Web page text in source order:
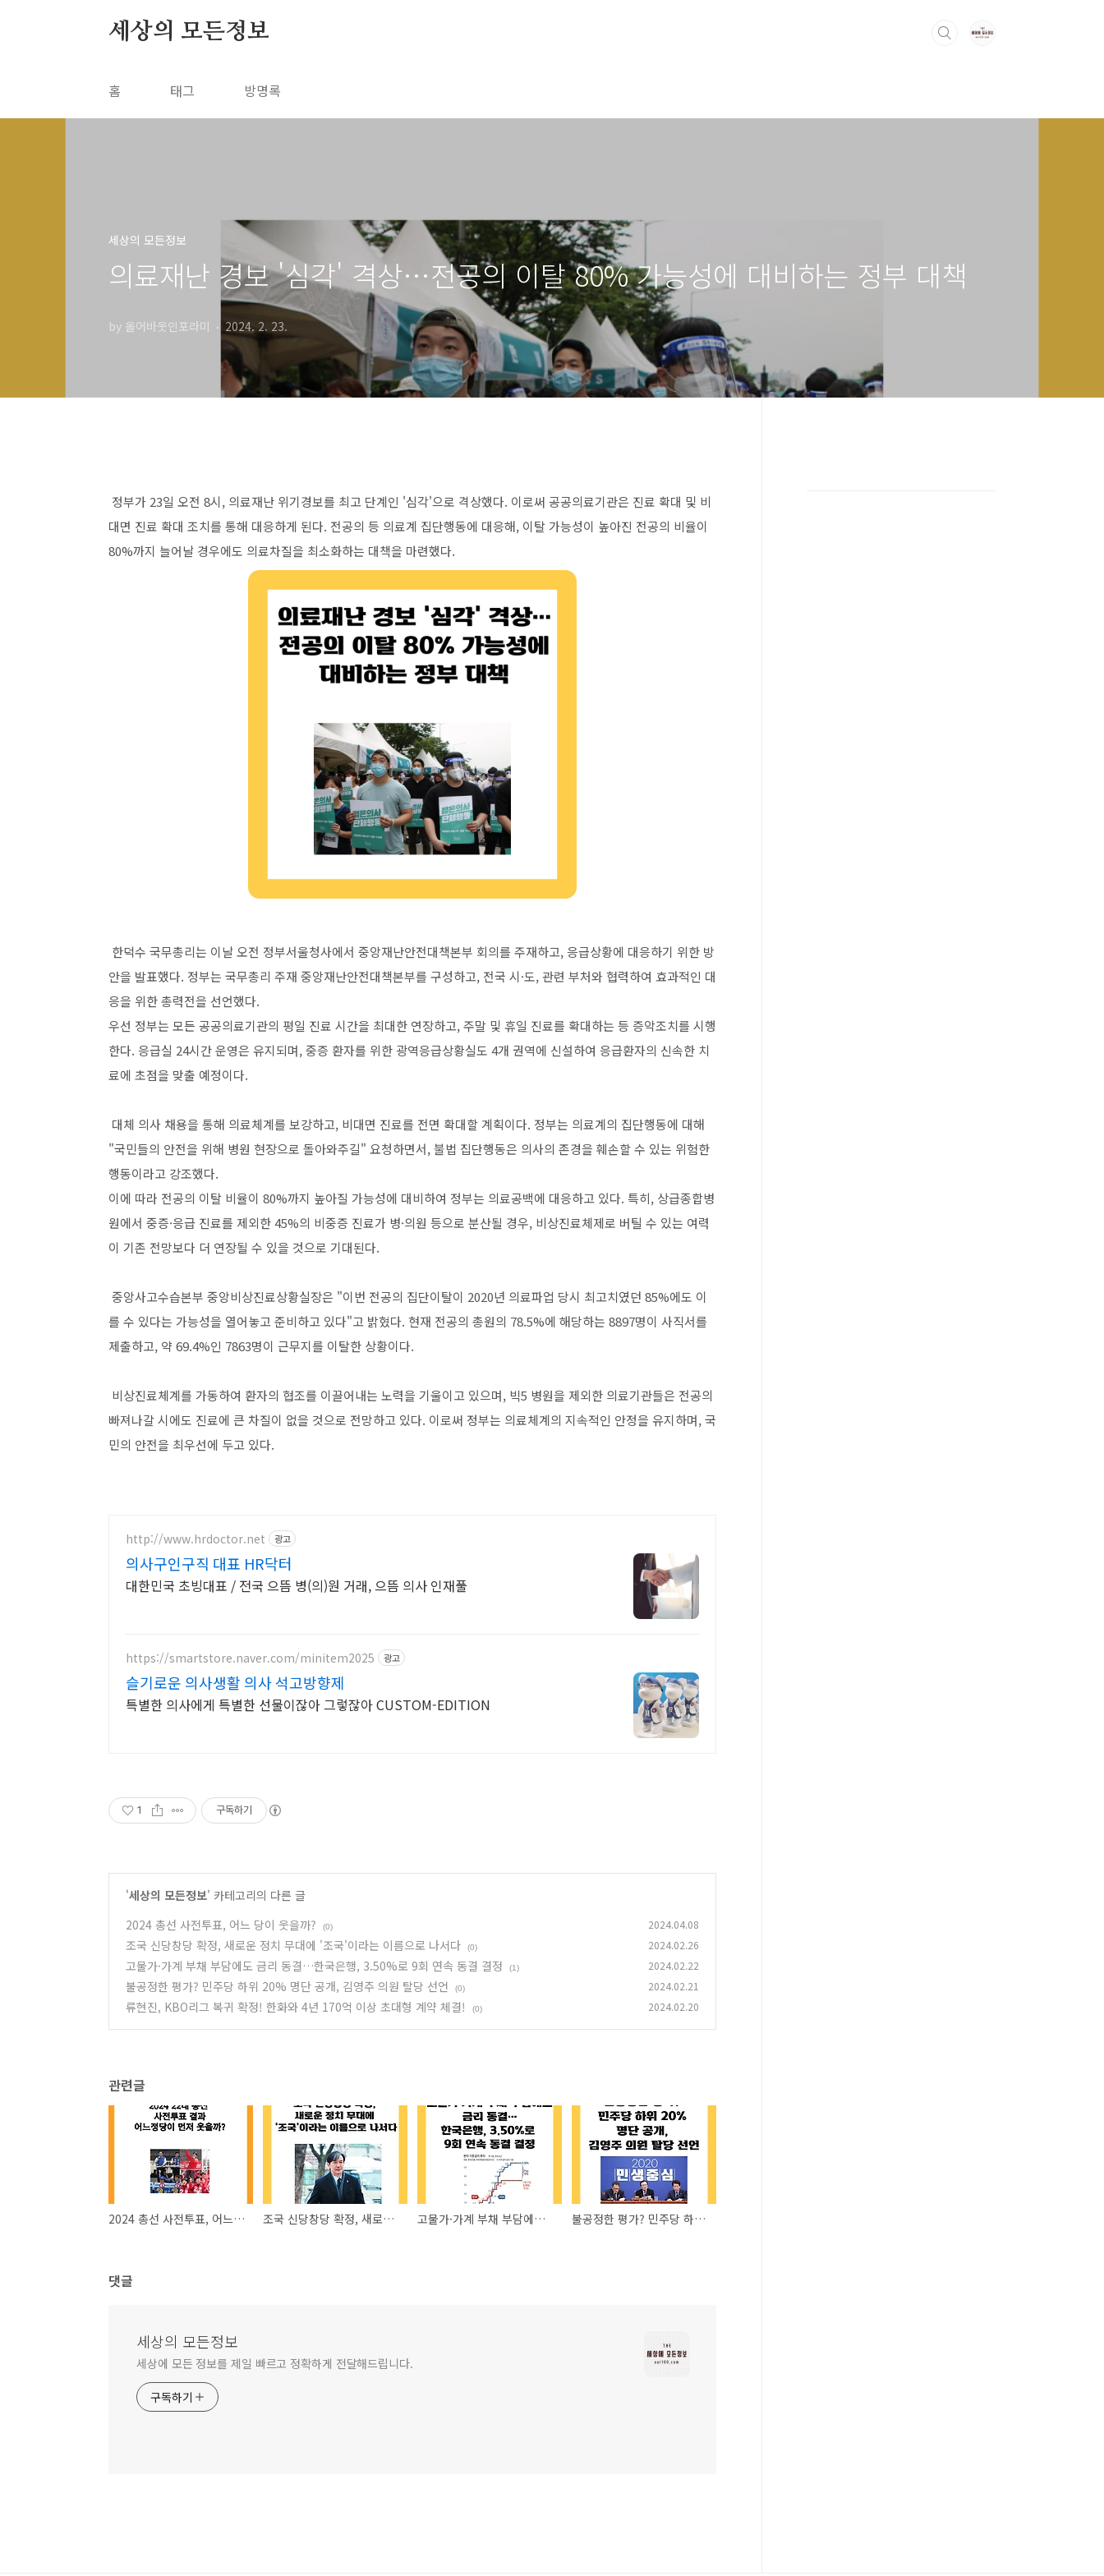
세상의 모든정보
홈 태그 방명록
세상의 모든정보
의료재난 경보 '심각' 격상…전공의 이탈 80% 가능성에 대비하는 정부 대책
by 올어바웃인포라미 2024. 2. 23.
정부가 23일 오전 8시, 의료재난 위기경보를 최고 단계인 '심각'으로 격상했다. 이로써 공공의료기관은 진료 확대 및 비
대면 진료 확대 조치를 통해 대응하게 된다. 전공의 등 의료계 집단행동에 대응해, 이탈 가능성이 높아진 전공의 비율이
80%까지 늘어날 경우에도 의료차질을 최소화하는 대책을 마련했다.
한덕수 국무총리는 이날 오전 정부서울청사에서 중앙재난안전대책본부 회의를 주재하고, 응급상황에 대응하기 위한 방
안을 발표했다. 정부는 국무총리 주재 중앙재난안전대책본부를 구성하고, 전국 시·도, 관련 부처와 협력하여 효과적인 대
응을 위한 총력전을 선언했다.
우선 정부는 모든 공공의료기관의 평일 진료 시간을 최대한 연장하고, 주말 및 휴일 진료를 확대하는 등 증악조치를 시행
한다. 응급실 24시간 운영은 유지되며, 중증 환자를 위한 광역응급상황실도 4개 권역에 신설하여 응급환자의 신속한 치
료에 초점을 맞출 예정이다.
대체 의사 채용을 통해 의료체계를 보강하고, 비대면 진료를 전면 확대할 계획이다. 정부는 의료계의 집단행동에 대해
"국민들의 안전을 위해 병원 현장으로 돌아와주길" 요청하면서, 불법 집단행동은 의사의 존경을 훼손할 수 있는 위험한
행동이라고 강조했다.
이에 따라 전공의 이탈 비율이 80%까지 높아질 가능성에 대비하여 정부는 의료공백에 대응하고 있다. 특히, 상급종합병
원에서 중증·응급 진료를 제외한 45%의 비중증 진료가 병·의원 등으로 분산될 경우, 비상진료체제로 버틸 수 있는 여력
이 기존 전망보다 더 연장될 수 있을 것으로 기대된다.
중앙사고수습본부 중앙비상진료상황실장은 "이번 전공의 집단이탈이 2020년 의료파업 당시 최고치였던 85%에도 이
를 수 있다는 가능성을 열어놓고 준비하고 있다"고 밝혔다. 현재 전공의 총원의 78.5%에 해당하는 8897명이 사직서를
제출하고, 약 69.4%인 7863명이 근무지를 이탈한 상황이다.
비상진료체계를 가동하여 환자의 협조를 이끌어내는 노력을 기울이고 있으며, 빅5 병원을 제외한 의료기관들은 전공의
빠져나갈 시에도 진료에 큰 차질이 없을 것으로 전망하고 있다. 이로써 정부는 의료체계의 지속적인 안정을 유지하며, 국
민의 안전을 최우선에 두고 있다.
http://www.hrdoctor.net 광고
의사구인구직 대표 HR닥터
대한민국 초빙대표 / 전국 으뜸 병(의)원 거래, 으뜸 의사 인재풀
https://smartstore.naver.com/minitem2025 광고
슬기로운 의사생활 의사 석고방향제
특별한 의사에게 특별한 선물이잖아 그렇잖아 CUSTOM-EDITION
1 구독하기
'세상의 모든정보' 카테고리의 다른 글
2024 총선 사전투표, 어느 당이 웃을까?
(0) 2024.04.08
조국 신당창당 확정, 새로운 정치 무대에 '조국'이라는 이름으로 나서다 (0) 2024.02.26
고물가·가계 부채 부담에도 금리 동결…한국은행, 3.50%로 9회 연속 동결 결정 (1) 2024.02.22
불공정한 평가? 민주당 하위 20% 명단 공개, 김영주 의원 탈당 선언 (0) 2024.02.21
류현진, KBO리그 복귀 확정! 한화와 4년 170억 이상 초대형 계약 체결! (0) 2024.02.20
관련글
2024 총선 사전투표, 어느 당이 웃을까? 조국 신당창당 확정, 새로운 정치 무대에 '조국'이라는 이름으로 나서다 고물가·가계 부채 부담에도 금리 동결…한국은행, 3.50%로 9회 연속 동결 결정 불공정한 평가? 민주당 하위 20% 명단 공개, 김영주 의원 탈당 선언
댓글
세상의 모든정보
세상에 모든 정보를 제일 빠르고 정확하게 전달해드립니다.
구독하기